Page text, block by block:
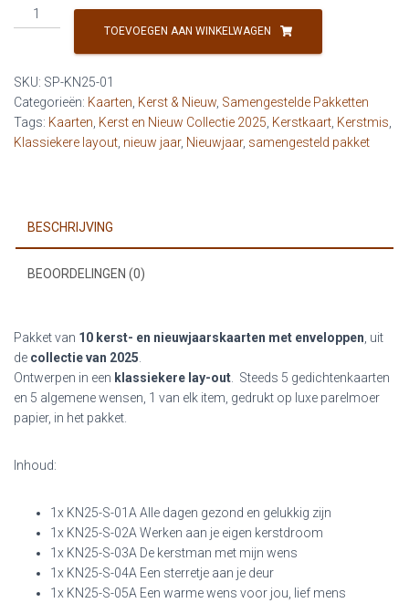
Samengesteld
Pakket:
-
Klassiek
(10
stuks)
TOEVOEGEN AAN WINKELWAGEN
SKU: SP-KN25-01
Categorieën: Kaarten Kerst & Nieuw Samengestelde Pakketten
Tags: Kaarten Kerst en Nieuw Collectie 2025 Kerstkaart Kerstmis
Klassiekere layout nieuw jaar, Nieuwjaar, samengesteld pakket
BESCHRIJVING
BEOORDELINGEN (0)
Pakket van 10 kerst- en nieuwjaarskaarten met enveloppen , uit
de collectie van 2025
Ontwerpen in een klassiekere lay-out . Steeds 5 gedichtenkaarten
en 5 algemene wensen, 1 van elk item, gedrukt op luxe parelmoer
papier, in het pakket.
Inhoud:
1x KN25-S-01A Alle dagen gezond en gelukkig zijn
1x KN25-S-02A Werken aan je eigen kerstdroom
1x KN25-S-03A De kerstman met mijn wens
1x KN25-S-04A Een sterretje aan je deur
1x KN25-S-05A Een warme wens voor jou, lief mens